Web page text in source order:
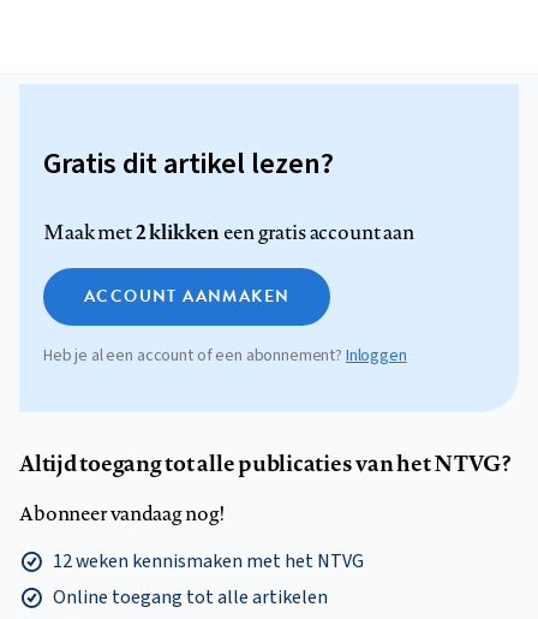
Gratis dit artikel lezen?
Maak met2 klikkeneen gratis account aan
ACCOUNT AANMAKEN
Heb je al een account of een abonnement? Inloggen
Altijd toegang tot alle publicaties van het NTVG?
Abonneer vandaag nog!
12 weken kennismaken met het NTVG
Online toegang tot alle artikelen